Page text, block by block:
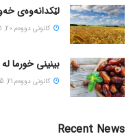
لێکدانەوەی
كانونی دووه‌م 20, 2025
بینینی خورما
كانونی دووه‌م 21, 2025
Recent News